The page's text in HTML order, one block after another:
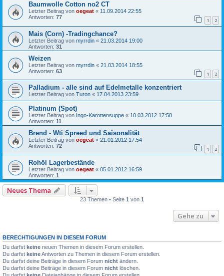
Baumwolle Cotton no2 CT
Letzter Beitrag von oegeat « 11.09.2014 22:55
Antworten: 77 1 2
Mais (Corn) -Tradingchance?
Letzter Beitrag von myrrdin « 21.03.2014 19:00
Antworten: 31
Weizen
Letzter Beitrag von myrrdin « 21.03.2014 18:55
Antworten: 63 1 2
Palladium - alle sind auf Edelmetalle konzentriert
Letzter Beitrag von Turon « 17.04.2013 23:59
Platinum (Spot)
Letzter Beitrag von Ingo-Karottensuppe « 10.03.2012 17:58
Antworten: 11
Brend - Wti Spreed und Saisonalität
Letzter Beitrag von oegeat « 21.01.2012 17:54
Antworten: 72 1 2
Rohöl Lagerbestände
Letzter Beitrag von oegeat « 05.01.2012 16:59
Antworten: 1
Neues Thema
23 Themen • Seite 1 von 1
Gehe zu
BERECHTIGUNGEN IN DIESEM FORUM
Du darfst keine neuen Themen in diesem Forum erstellen.
Du darfst keineAntworten zu Themen in diesem Forum erstellen.
Du darfst deine Beiträge in diesem Forum nicht ändern.
Du darfst deine Beiträge in diesem Forum nicht löschen.